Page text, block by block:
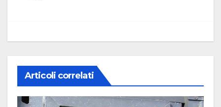
Articoli correlati